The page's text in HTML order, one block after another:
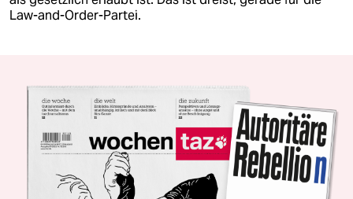
Law-and-Order-Partei.